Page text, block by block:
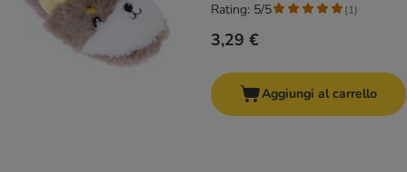
3,29 €
Rating: 5/5 (1)
Aggiungi al carrello